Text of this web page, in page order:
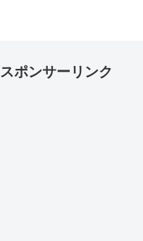
スポンサーリンク